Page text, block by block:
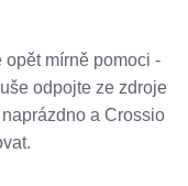
opět mírně pomoci -
odpojte ze zdroje
a Crossio